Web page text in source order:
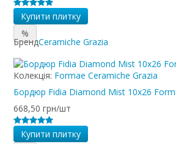
Купити плитку
%
БрендCeramiche Grazia
Колекція: Formae Ceramiche Grazia
Бордюр Fidia Diamond Mist 10x26
668,50 грн/шт
Купити плитку